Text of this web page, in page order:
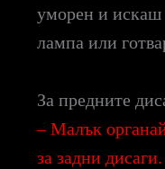
уморен и искаш
лампа или
За предните
– Малък
за задни дисаги.